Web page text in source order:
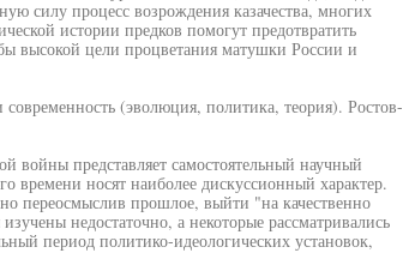
силу процесс возрождения казачества, многих
истории предков помогут предотвратить
высокой цели процветания матушки России и
(эволюция, политика, теория). Ростов-
войны представляет самостоятельный научный
времени носят наиболее дискуссионный характер.
переосмыслив прошлое, выйти "на качественно
недостаточно, а некоторые рассматривались
период политико-идеологических установок,